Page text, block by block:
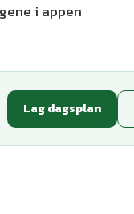
i appen
Lag dagsplan